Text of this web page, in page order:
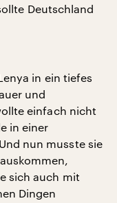
Deutschland
in ein tiefes
und
einfach nicht
in einer
nun musste sie
sich auch mit
Dingen